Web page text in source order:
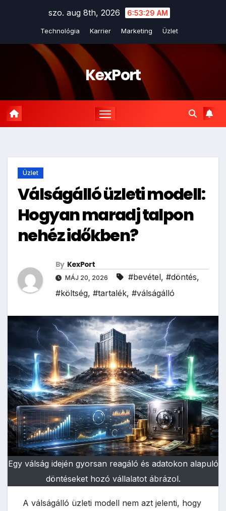
szo. aug 8th, 2026 6:53:31 AM
Technológia Karrier Marketing Üzlet
KexPort
Üzlet
Válságálló üzleti modell:
Hogyan maradj talpon
nehéz időkben?
By KexPort
MÁJ 20, 2026 #bevétel, #döntés,
#költség, #tartalék, #válságálló
Egy válság idején gyorsan reagáló és adatokon alapuló
döntéseket hozó vállalatot ábrázol.
A válságálló üzleti modell nem azt jelenti, hogy